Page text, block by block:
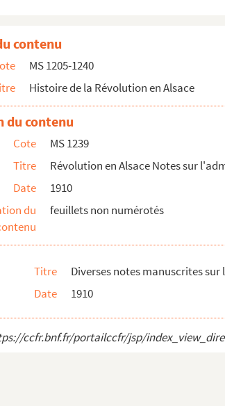
locales du Bas-Rhin. A...
contenu
MS 1205-1240
Histoire de la Révolution en Alsace
du contenu
Cote
MS 1239
Titre
Révolution en Alsace Notes sur
Date
1910
du
feuillets non numérotés
Titre
Diverses notes manuscrites
Date
1910
ccfr.bnf.fr/portailccfr/jsp/